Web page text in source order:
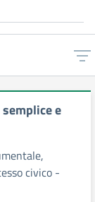
e
civico -